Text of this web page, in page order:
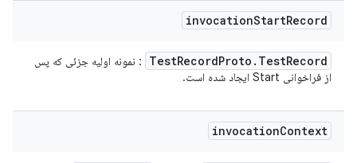
invocationStartRecord
TestRecordProto . TestRecord
: نمونه اولیه جزئی که پس
از فراخوانی Start ایجاد شده است.
invocationContext